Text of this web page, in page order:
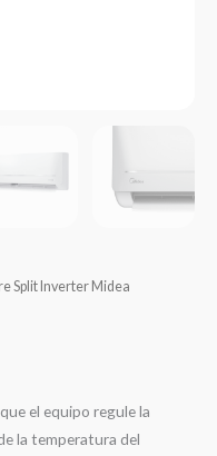
Split Inverter Midea
el equipo regule la
la temperatura del